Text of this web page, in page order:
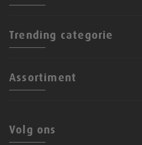
Trending categorie
Assortiment
Volg ons